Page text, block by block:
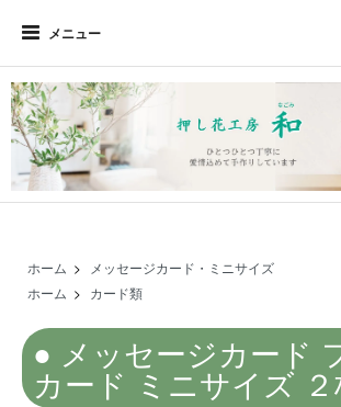
メニュー
ホーム >
メッセージカード・ミニサイズ
ホーム > カード類
メッセージカード
カード ミニサイズ ２